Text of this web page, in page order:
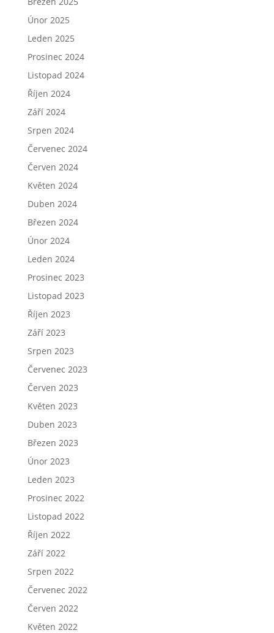
Únor 2025
Leden 2025
Prosinec 2024
Listopad 2024
Říjen 2024
Září 2024
Srpen 2024
Červenec 2024
Červen 2024
Květen 2024
Duben 2024
Březen 2024
Únor 2024
Leden 2024
Prosinec 2023
Listopad 2023
Říjen 2023
Září 2023
Srpen 2023
Červenec 2023
Červen 2023
Květen 2023
Duben 2023
Březen 2023
Únor 2023
Leden 2023
Prosinec 2022
Listopad 2022
Říjen 2022
Září 2022
Srpen 2022
Červenec 2022
Červen 2022
Květen 2022